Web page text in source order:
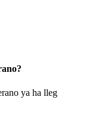
ya ha lleg